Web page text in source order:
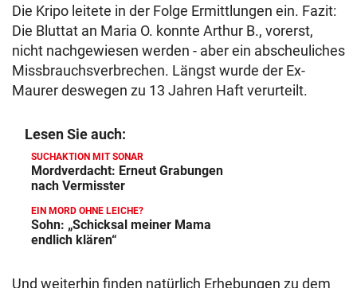
Die Kripo leitete in der Folge Ermittlungen ein. Fazit:
Die Bluttat an Maria O. konnte Arthur B., vorerst,
nicht nachgewiesen werden - aber ein abscheuliches
Missbrauchsverbrechen. Längst wurde der Ex-
Maurer deswegen zu 13 Jahren Haft verurteilt.
Lesen Sie auch:
SUCHAKTION MIT SONAR
Mordverdacht: Erneut Grabungen
nach Vermisster
EIN MORD OHNE LEICHE?
Sohn: „Schicksal meiner Mama
endlich klären“
Und weiterhin finden natürlich Erhebungen zu dem